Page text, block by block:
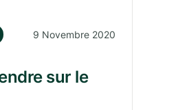
9 Novembre 2020
sur le